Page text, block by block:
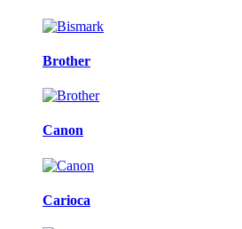
Brother
Canon
Carioca